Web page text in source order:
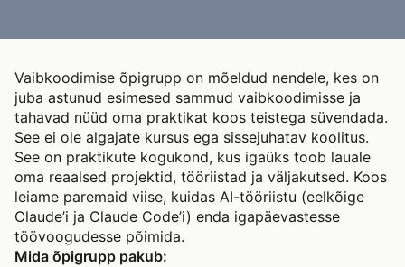
Vaibkoodimise õpigrupp on mõeldud nendele, kes on
juba astunud esimesed sammud vaibkoodimisse ja
tahavad nüüd oma praktikat koos teistega süvendada.
See ei ole algajate kursus ega sissejuhatav koolitus.
See on praktikute kogukond, kus igaüks toob lauale
oma reaalsed projektid, tööriistad ja väljakutsed. Koos
leiame paremaid viise, kuidas AI-tööriistu (eelkõige
Claude’i ja Claude Code’i) enda igapäevastesse
töövoogudesse põimida.
Mida õpigrupp pakub: